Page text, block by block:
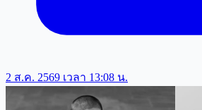
2 ส.ค. 2569 เวลา 13:08 น.